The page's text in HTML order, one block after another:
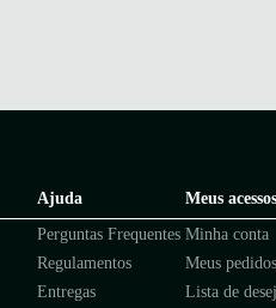
Ajuda
Perguntas Frequentes
Regulamentos
Entregas
Meus acessos
Minha conta
Meus pedidos
Lista de